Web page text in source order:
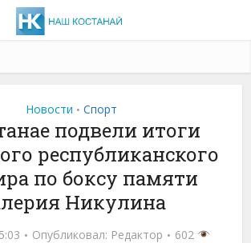
Новости • Спорт
подвели итоги
республиканского
по боксу памяти
Никулина
Опубликовал: Редактор
602